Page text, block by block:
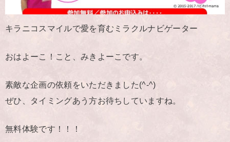
キラニコスマイルで愛を育むミラクルナビゲーター
おはよーこ！こと、みきよーこです。
素敵な企画の依頼をいただきました(^-^)
ぜひ、タイミングあう方お待ちしていますね。
無料体験です！！！